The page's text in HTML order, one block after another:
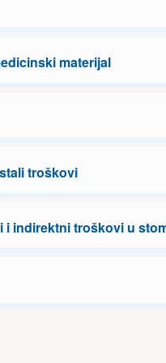
materijal
troškovi
i indirektni troškovi u